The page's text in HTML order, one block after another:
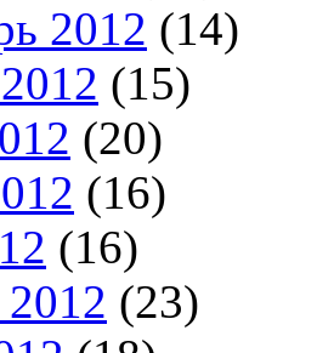
2012 (14)
(15)
(20)
(16)
(16)
(23)